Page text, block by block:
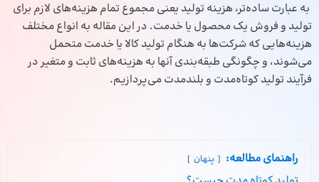
به عبارت ساده‌تر، هزینه تولید یعنی مجموع تمام هزینه‌های لازم برای
تولید و فروش یک محصول یا خدمت. در این مقاله به انواع مختلف
هزینه‌هایی که شرکت‌ها به هنگام تولید کالا یا خدمت متحمل
می‌شوند، و چگونگی طبقه‌بندی آنها به هزینه‌های ثابت و متغیر در
فرآیند تولید کوتاه‌‎مدت و بلندمدت می‌پردازیم.
راهنمای مطالعه: پنهان